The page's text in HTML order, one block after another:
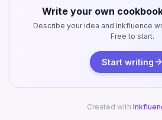
Write your own
Describe your idea and Inkfluence
Free to start.
Start writing
Created with